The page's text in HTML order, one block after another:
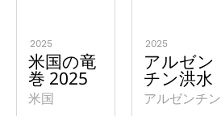
2025
米国の竜
巻 2025
米国
2025
アルゼン
チン洪水
アルゼンチン